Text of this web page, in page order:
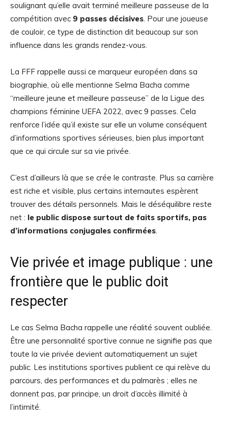
soulignant qu’elle avait terminé meilleure passeuse de la
compétition avec 9 passes décisives. Pour une joueuse
de couloir, ce type de distinction dit beaucoup sur son
influence dans les grands rendez-vous.
La FFF rappelle aussi ce marqueur européen dans sa
biographie, où elle mentionne Selma Bacha comme
“meilleure jeune et meilleure passeuse” de la Ligue des
champions féminine UEFA 2022, avec 9 passes. Cela
renforce l’idée qu’il existe sur elle un volume conséquent
d’informations sportives sérieuses, bien plus important
que ce qui circule sur sa vie privée.
C’est d’ailleurs là que se crée le contraste. Plus sa carrière
est riche et visible, plus certains internautes espèrent
trouver des détails personnels. Mais le déséquilibre reste
net : le public dispose surtout de faits sportifs, pas
d’informations conjugales confirmées.
Vie privée et image publique : une
frontière que le public doit
respecter
Le cas Selma Bacha rappelle une réalité souvent oubliée.
Être une personnalité sportive connue ne signifie pas que
toute la vie privée devient automatiquement un sujet
public. Les institutions sportives publient ce qui relève du
parcours, des performances et du palmarès ; elles ne
donnent pas, par principe, un droit d’accès illimité à
l’intimité.